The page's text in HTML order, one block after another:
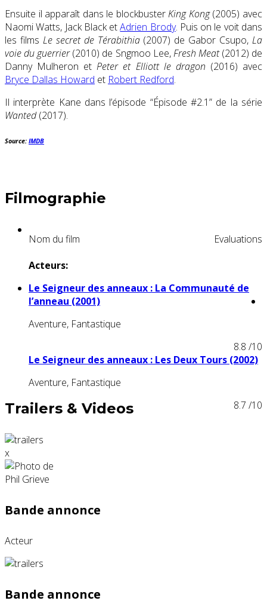
Ensuite il apparaît dans le blockbusterKing Kong(2005) avec
Naomi Watts, Jack Black etAdrien Brody. Puis on le voit dans
les films Le secret de Térabithia(2007) de Gabor Csupo,La
voie du guerrier(2010) de Sngmoo Lee,Fresh Meat(2012) de
Danny Mulheron etPeter et Elliott le dragon (2016) avec
Bryce Dallas Howard et Robert Redford.
Il interprète Kane dans l’épisode “Épisode #2.1” de la série
Wanted(2017).
Source: IMDB
Filmographie
Nom du film
Evaluations
Acteurs:
Le Seigneur des anneaux : La Communauté de
l’anneau (2001)
Aventure, Fantastique
8.8 /10
Le Seigneur des anneaux : Les Deux Tours (2002)
Aventure, Fantastique
8.7 /10
Trailers & Videos
x
Bande annonce
Acteur
Bande annonce